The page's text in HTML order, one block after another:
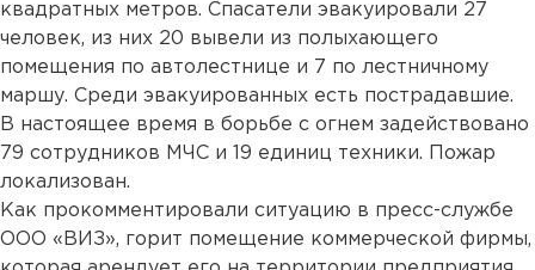
квадратных метров. Спасатели эвакуировали 27
человек, из них 20 вывели из полыхающего
помещения по автолестнице и 7 по лестничному
маршу. Среди эвакуированных есть пострадавшие.
В настоящее время в борьбе с огнем задействовано
79 сотрудников МЧС и 19 единиц техники. Пожар
локализован.
Как прокомментировали ситуацию в пресс-службе
ООО «ВИЗ», горит помещение коммерческой фирмы,